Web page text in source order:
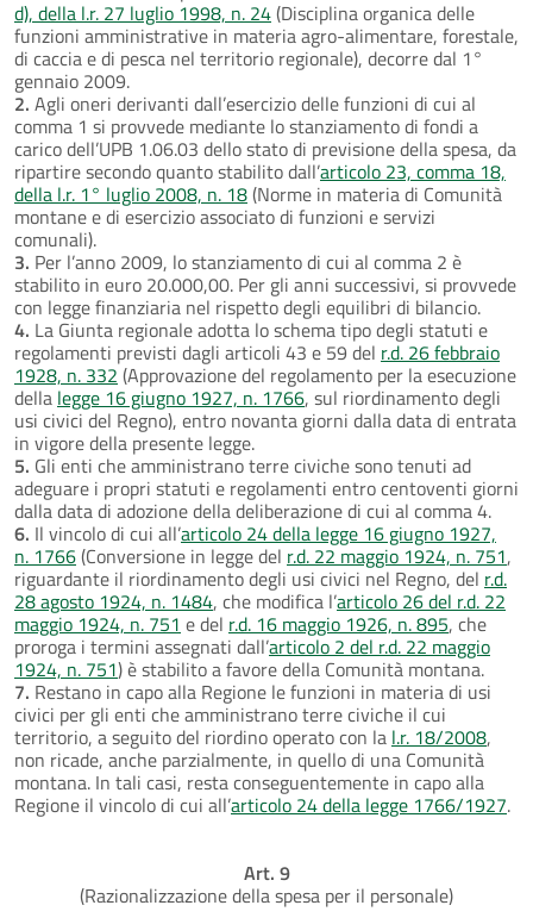
d), della l.r. 27 luglio 1998, n. 24(Disciplina organica delle
funzioni amministrative in materia agro-alimentare, forestale,
di caccia e di pesca nel territorio regionale), decorre dal 1°
gennaio 2009.
2. Agli oneri derivanti dall’esercizio delle funzioni di cui al
comma 1 si provvede mediante lo stanziamento di fondi a
carico dell’UPB 1.06.03 dello stato di previsione della spesa, da
ripartire secondo quanto stabilito dall’articolo 23, comma 18,
della l.r. 1° luglio 2008, n. 18(Norme in materia di Comunità
montane e di esercizio associato di funzioni e servizi
comunali).
3. Per l’anno 2009, lo stanziamento di cui al comma 2 è
stabilito in euro 20.000,00. Per gli anni successivi, si provvede
con legge finanziaria nel rispetto degli equilibri di bilancio.
4. La Giunta regionale adotta lo schema tipo degli statuti e
regolamenti previsti dagli articoli 43 e 59 del r.d. 26 febbraio
1928, n. 332 (Approvazione del regolamento per la esecuzione
della legge 16 giugno 1927, n. 1766, sul riordinamento degli
usi civici del Regno), entro novanta giorni dalla data di entrata
in vigore della presente legge.
5. Gli enti che amministrano terre civiche sono tenuti ad
adeguare i propri statuti e regolamenti entro centoventi giorni
dalla data di adozione della deliberazione di cui al comma 4.
6. Il vincolo di cui all’articolo 24 della legge 16 giugno 1927,
n. 1766(Conversione in legge del r.d. 22 maggio 1924, n. 751,
riguardante il riordinamento degli usi civici nel Regno, del r.d.
28 agosto 1924, n. 1484, che modifica l’articolo 26 del r.d. 22
maggio 1924, n. 751 e del r.d. 16 maggio 1926, n. 895, che
proroga i termini assegnati dall’articolo 2 del r.d. 22 maggio
1924, n. 751) è stabilito a favore della Comunità montana.
7. Restano in capo alla Regione le funzioni in materia di usi
civici per gli enti che amministrano terre civiche il cui
territorio, a seguito del riordino operato con la l.r. 18/2008,
non ricade, anche parzialmente, in quello di una Comunità
montana. In tali casi, resta conseguentemente in capo alla
Regione il vincolo di cui all’articolo 24 della legge 1766/1927.
Art. 9
(Razionalizzazione della spesa per il personale)